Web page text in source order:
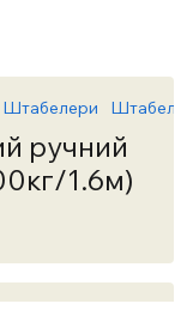
Штабелери
ручний
1.6м)